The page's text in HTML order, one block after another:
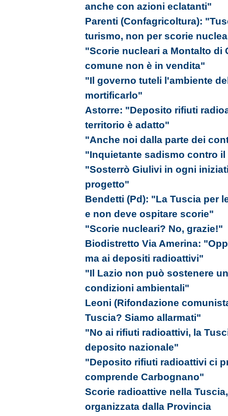
anche con azioni eclatanti"
Parenti (Confagricoltura):
turismo, non per scorie
"Scorie nucleari a Montalto di
comune non è in vendita"
"Il governo tuteli l'ambiente
mortificarlo"
Astorre: "Deposito rifiuti
territorio è adatto"
"Anche noi dalla parte dei
"Inquietante sadismo contro
"Sosterrò Giulivi in ogni
progetto"
Bendetti (Pd): "La Tuscia per
e non deve ospitare scorie"
"Scorie nucleari? No, grazie!"
Biodistretto Via Amerina:
ma ai depositi radioattivi"
"Il Lazio non può sostenere
condizioni ambientali"
Leoni (Rifondazione
Tuscia? Siamo allarmati"
"No ai rifiuti radioattivi, la
deposito nazionale"
"Deposito rifiuti radioattivi ci
comprende Carbognano"
Scorie radioattive nella
organizzata dalla Provincia